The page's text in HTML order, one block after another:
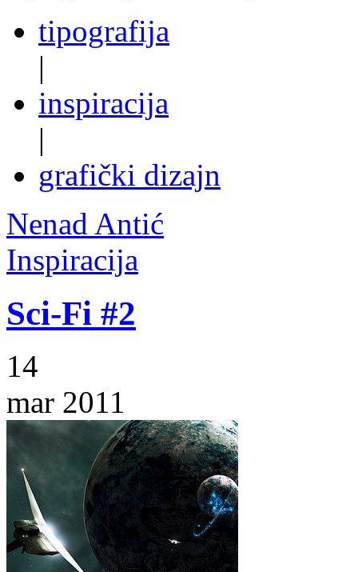
tipografija
|
inspiracija
|
grafički dizajn
Nenad Antić
Inspiracija
Sci-Fi #2
14
mar 2011